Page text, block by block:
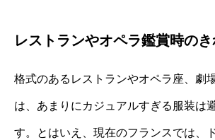
レストランやオペラ鑑賞時の
格式のあるレストランやオペラ座、劇
は、あまりにカジュアルすぎる服装は
す。とはいえ、現在のフランスでは、